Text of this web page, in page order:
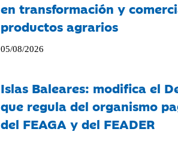
en transformación y
productos agrarios
05/08/2026
Islas Baleares: modifica el
que regula del organismo
del FEAGA y del FEADER